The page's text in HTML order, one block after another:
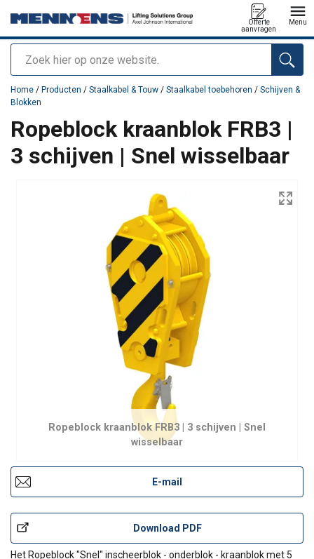
Zoeken
Offerte
aanvragen
Menu
toegevoegd aan uw offerte
Home / Producten / Staalkabel & Touw / Staalkabel toebehoren / Schijven &
Blokken
Ropeblock kraanblok FRB3 |
3 schijven | Snel wisselbaar
Ropeblock kraanblok FRB3 | 3 schijven | Snel
wisselbaar
E-mail
Download PDF
Het Ropeblock "Snel" inscheerblok - onderblok - kraanblok met 5